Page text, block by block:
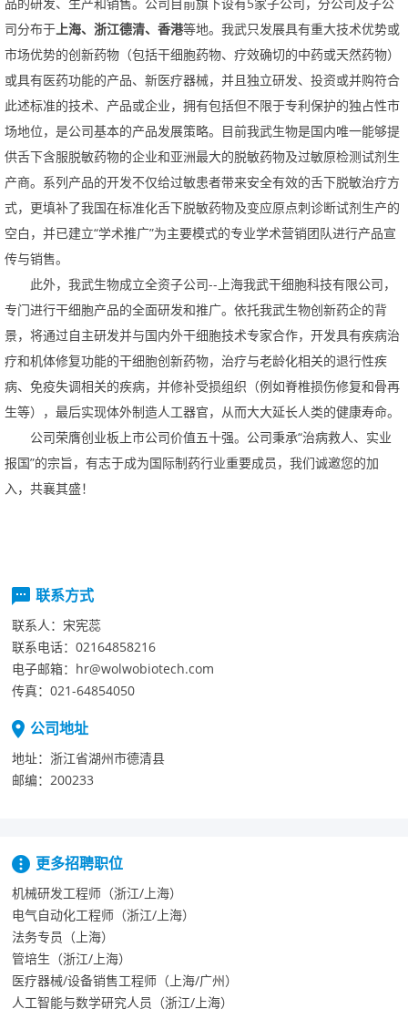
司分布于上海、浙江德清、香港等地。我武只发展具有重大技术优势或
市场优势的创新药物（包括干细胞药物、疗效确切的中药或天然药物）
或具有医药功能的产品、新医疗器械，并且独立研发、投资或并购符合
此述标准的技术、产品或企业，拥有包括但不限于专利保护的独占性市
场地位，是公司基本的产品发展策略。目前我武生物是国内唯一能够提
供舌下含服脱敏药物的企业和亚洲最大的脱敏药物及过敏原检测试剂生
产商。系列产品的开发不仅给过敏患者带来安全有效的舌下脱敏治疗方
式，更填补了我国在标准化舌下脱敏药物及变应原点刺诊断试剂生产的
空白，并已建立“学术推广”为主要模式的专业学术营销团队进行产品宣
传与销售。
此外，我武生物成立全资子公司--上海我武干细胞科技有限公司，
专门进行干细胞产品的全面研发和推广。依托我武生物创新药企的背
景，将通过自主研发并与国内外干细胞技术专家合作，开发具有疾病治
疗和机体修复功能的干细胞创新药物，治疗与老龄化相关的退行性疾
病、免疫失调相关的疾病，并修补受损组织（例如脊椎损伤修复和骨再
生等），最后实现体外制造人工器官，从而大大延长人类的健康寿命。
公司荣膺创业板上市公司价值五十强。公司秉承“治病救人、实业
报国”的宗旨，有志于成为国际制药行业重要成员，我们诚邀您的加
入，共襄其盛！
联系方式
联系人： 宋宪蕊
联系电话： 02164858216
电子邮箱： hr@wolwobiotech.com
传真： 021-64854050
公司地址
地址： 浙江省湖州市德清县
邮编： 200233
更多招聘职位
机械研发工程师（浙江/上海）
电气自动化工程师（浙江/上海）
法务专员（上海）
管培生（浙江/上海）
医疗器械/设备销售工程师（上海/广州）
人工智能与数学研究人员（浙江/上海）